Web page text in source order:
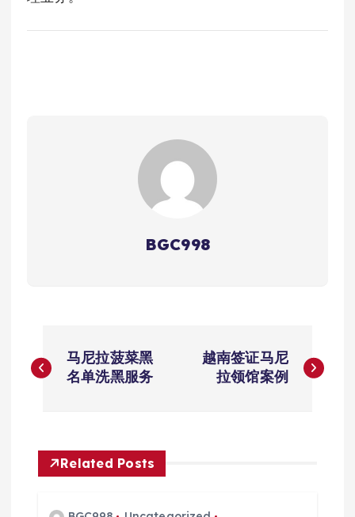
BGC998
章
航
马尼拉菠菜黑
名单洗黑服务
越南签证马尼
拉领馆案例
Related Posts